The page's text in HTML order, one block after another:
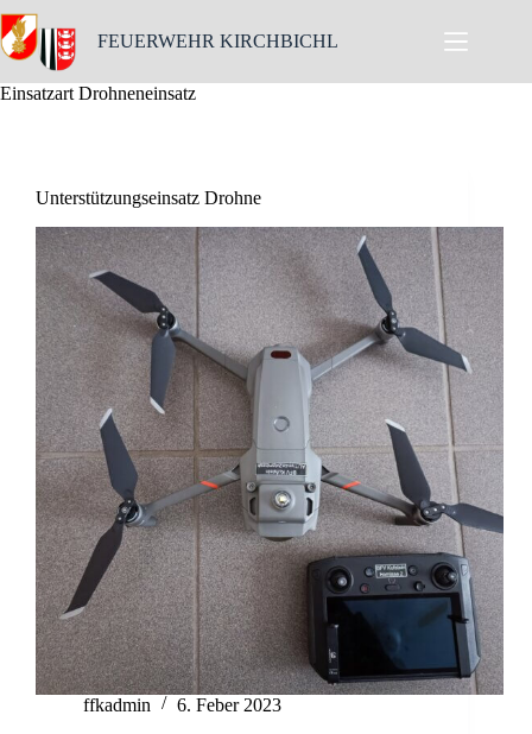
Skip
to
content
FEUERWEHR KIRCHBICHL
Einsatzart Drohneneinsatz
Unterstützungseinsatz Drohne
ffkadmin 6. Feber 2023